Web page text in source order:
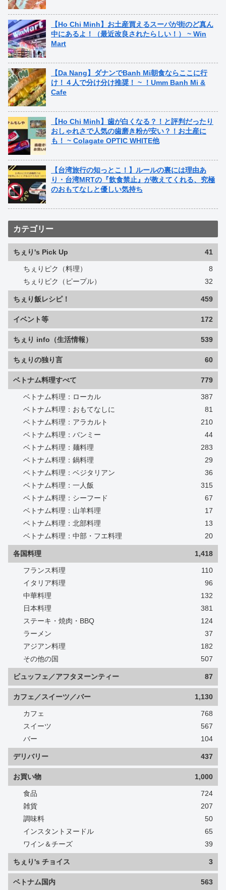
【Ho Chi Minh】お土産買えるスーパが街のど真ん
中にあるよ！（最近改良されたらしい！） ~ Win
Mart
【Da Nang】ダナンでBanh Mi朝食ならここに行
け！４人で分け分け推奨！ ~ ！Umm Banh Mi &
Cafe
【Ho Chi Minh】歯が白くなる？！と評判だったり
おしゃれさで人気の歯磨き粉が安い？！お土産に
も！ ~ Colagate OPTIC WHITE他
【台湾旅行の知っとこ！】ルールの裏には理由あ
り・台湾MRTの『飲食禁止』が教えてくれる、究極
のおもてなしと優しい気持ち
カテゴリー
ちぇり's Pick Up 41
ちぇりピク（料理）
8
ちぇりピク（ピープル）
32
ちぇり飯レシピ！ 459
イベント等 172
ちぇり info（生活情報） 539
ちぇりの独り言 60
ベトナム料理すべて 779
ベトナム料理：ローカル
387
ベトナム料理：おもてなしに
81
ベトナム料理：アラカルト
210
ベトナム料理：バンミー
44
ベトナム料理：麺料理
283
ベトナム料理：鍋料理
29
ベトナム料理：ベジタリアン
36
ベトナム料理：一人飯
315
ベトナム料理：シーフード
67
ベトナム料理：山羊料理
17
ベトナム料理：北部料理
13
ベトナム料理：中部・フエ料理
20
各国料理 1,418
フランス料理
110
イタリア料理
96
中華料理
132
日本料理
381
ステーキ・焼肉・BBQ
124
ラーメン
37
アジアン料理
182
その他の国
507
ビュッフェ／アフタヌーンティー 87
カフェ／スイーツ／バー 1,130
カフェ
768
スイーツ
567
バー
104
デリバリー 437
お買い物 1,000
食品
724
雑貨
207
調味料
50
インスタントヌードル
65
ワイン＆チーズ
39
ちぇり's チョイス 3
ベトナム国内 563